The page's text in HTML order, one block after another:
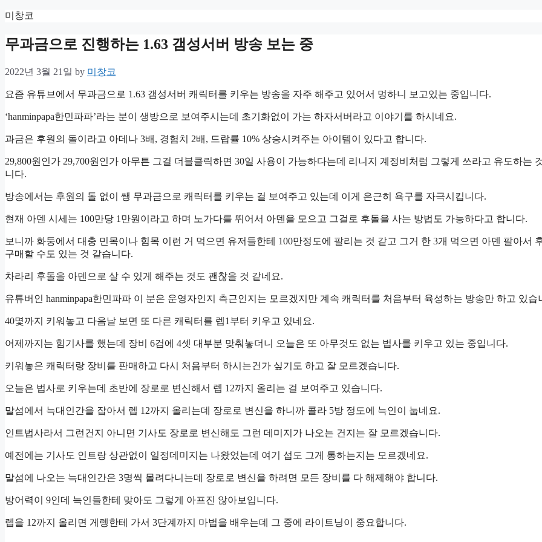
Skip
content
미창코
무과금으로 진행하는 1.63 갬성서버 방송 보는 중
2022년 3월 21일 by 미창코
요즘 유튜브에서 무과금으로 1.63 갬성서버 캐릭터를 키우는 방송을 자주 해주고 있어서 멍하니 보고있는 중입니다.
‘hanminpapa한민파파’라는 분이 생방으로 보여주시는데 초기화없이 가는 하자서버라고 이야기를 하시네요.
과금은 후원의 돌이라고 아데나 3배, 경험치 2배, 드랍률 10% 상승시켜주는 아이템이 있다고 합니다.
29,800원인가 29,700원인가 아무튼 그걸 더블클릭하면 30일 사용이 가능하다는데 리니지 계정비처럼 그렇게 쓰라고 유도하는
니다.
방송에서는 후원의 돌 없이 쌩 무과금으로 캐릭터를 키우는 걸 보여주고 있는데 이게 은근히 욕구를 자극시킵니다.
현재 아덴 시세는 100만당 1만원이라고 하며 노가다를 뛰어서 아덴을 모으고 그걸로 후돌을 사는 방법도 가능하다고 합니다.
보니까 화둥에서 대충 민목이나 힘목 이런 거 먹으면 유저들한테 100만정도에 팔리는 것 같고 그거 한 3개 먹으면 아덴 팔아서
구매할 수도 있는 것 같습니다.
차라리 후돌을 아덴으로 살 수 있게 해주는 것도 괜찮을 것 같네요.
유튜버인 hanminpapa한민파파 이 분은 운영자인지 측근인지는 모르겠지만 계속 캐릭터를 처음부터 육성하는 방송만 하고 있습
40몇까지 키워놓고 다음날 보면 또 다른 캐릭터를 렙1부터 키우고 있네요.
어제까지는 힘기사를 했는데 장비 6검에 4셋 대부분 맞춰놓더니 오늘은 또 아무것도 없는 법사를 키우고 있는 중입니다.
키워놓은 캐릭터랑 장비를 판매하고 다시 처음부터 하시는건가 싶기도 하고 잘 모르겠습니다.
오늘은 법사로 키우는데 초반에 장로로 변신해서 렙 12까지 올리는 걸 보여주고 있습니다.
말섬에서 늑대인간을 잡아서 렙 12까지 올리는데 장로로 변신을 하니까 콜라 5방 정도에 늑인이 눕네요.
인트법사라서 그런건지 아니면 기사도 장로로 변신해도 그런 데미지가 나오는 건지는 잘 모르겠습니다.
예전에는 기사도 인트랑 상관없이 일정데미지는 나왔었는데 여기 섭도 그게 통하는지는 모르겠네요.
말섬에 나오는 늑대인간은 3명씩 몰려다니는데 장로로 변신을 하려면 모든 장비를 다 해제해야 합니다.
방어력이 9인데 늑인들한테 맞아도 그렇게 아프진 않아보입니다.
렙을 12까지 올리면 게렝한테 가서 3단계까지 마법을 배우는데 그 중에 라이트닝이 중요합니다.